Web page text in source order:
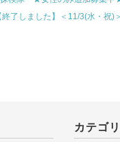
終了しました】＜11/3(水・
カテゴ